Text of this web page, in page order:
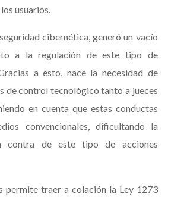
usuarios.
cibernética, generó un vacío
a la regulación de este tipo de
a esto, nace la necesidad de
de control tecnológico tanto a jueces
en cuenta que estas conductas
convencionales, dificultando la
contra de este tipo de acciones
permite traer a colación la Ley 1273